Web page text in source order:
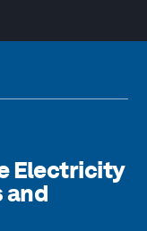
Electricity
and